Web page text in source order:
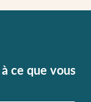
ce que vous